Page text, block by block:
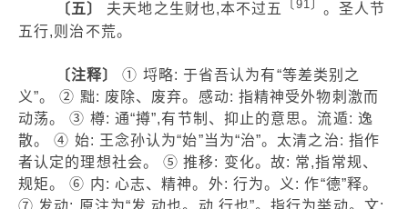
〔五〕 夫天地之生财也,本不过五 〔91〕 。圣人节
五行,则治不荒。
〔注释〕
① 埒略: 于省吾认为有“等差类别之
义”。 ② 黜: 废除、废弃。感动: 指精神受外物刺激而
动荡。 ③ 樽: 通“撙”,有节制、抑止的意思。流遁: 逸
散。 ④ 始: 王念孙认为“始”当为“治”。太清之治: 指作
者认定的理想社会。 ⑤ 推移: 变化。故: 常,指常规、
规矩。 ⑥ 内: 心志、精神。外: 行为。义: 作“德”释。
⑦ 发动: 原注为“发,动也。动,行也”。指行为举动。文: